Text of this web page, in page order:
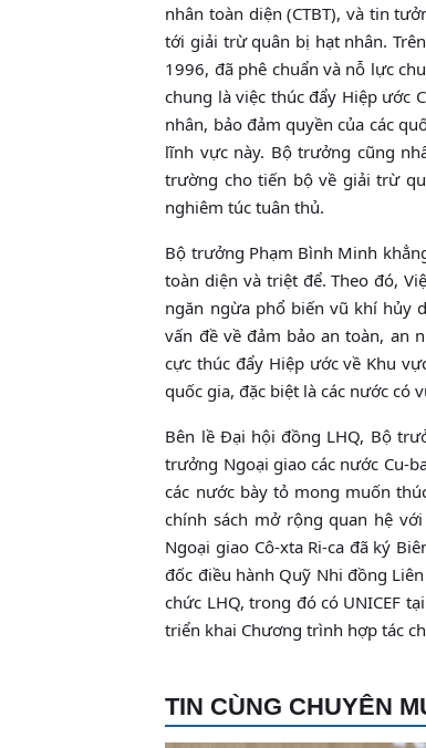
nhân toàn diện (CTBT), và tin
tới giải trừ quân bị hạt nhân.
1996, đã phê chuẩn và nỗ lực
chung là việc thúc đẩy Hiệp ước
nhân, bảo đảm quyền của các
lĩnh vực này. Bộ trưởng cũng
trường cho tiến bộ về giải trừ
nghiêm túc tuân thủ.
Bộ trưởng Phạm Bình Minh
toàn diện và triệt để. Theo đó,
ngăn ngừa phổ biến vũ khí hủy
vấn đề về đảm bảo an toàn, an
cực thúc đẩy Hiệp ước về Khu
quốc gia, đặc biệt là các nước có
Bên lề Đại hội đồng LHQ, Bộ
trưởng Ngoại giao các nước Cu-
các nước bày tỏ mong muốn
chính sách mở rộng quan hệ
Ngoại giao Cô-xta Ri-ca đã ký
đốc điều hành Quỹ Nhi đồng
chức LHQ, trong đó có UNICEF
triển khai Chương trình hợp tác
TIN CÙNG CHUYÊN